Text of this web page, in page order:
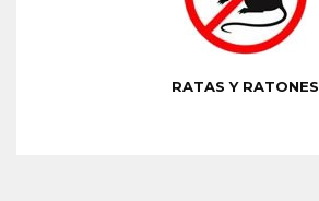
RATAS Y RATONES